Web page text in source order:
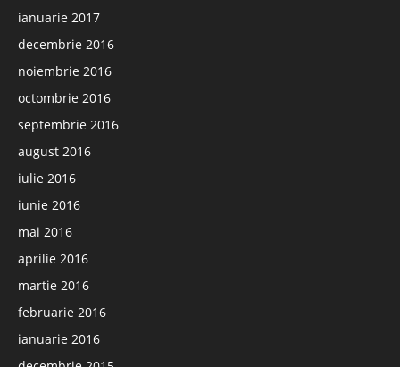
ianuarie 2017
decembrie 2016
noiembrie 2016
octombrie 2016
septembrie 2016
august 2016
iulie 2016
iunie 2016
mai 2016
aprilie 2016
martie 2016
februarie 2016
ianuarie 2016